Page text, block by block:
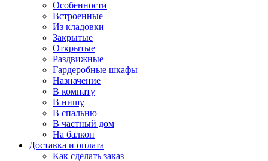
Особенности
Встроенные
Из кладовки
Закрытые
Открытые
Раздвижные
Гардеробные шкафы
Назначение
В комнату
В нишу
В спальню
В частный дом
На балкон
Доставка и оплата
Как сделать заказ